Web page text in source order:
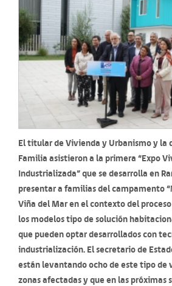
El titular de Vivienda y Urbanismo y la
Familia asistieron a la primera “Expo
Industrializada” que se desarrolla en
presentar a familias del campamento
Viña del Mar en el contexto del
los modelos tipo de solución
que pueden optar desarrollados con
industrialización. El secretario de
están levantando ocho de este tipo de
zonas afectadas y que en las próximas